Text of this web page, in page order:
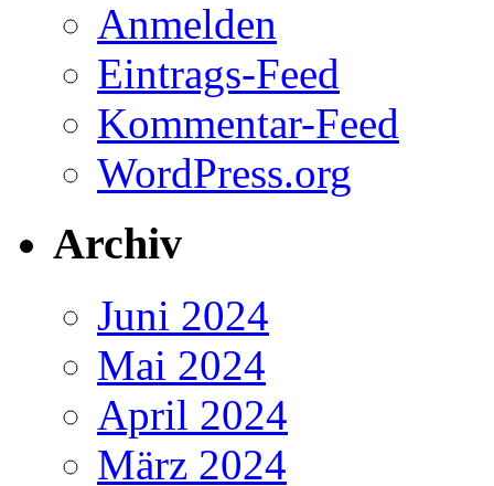
Anmelden
Eintrags-Feed
Kommentar-Feed
WordPress.org
Archiv
Juni 2024
Mai 2024
April 2024
März 2024